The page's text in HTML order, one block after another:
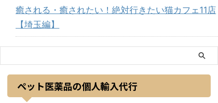
癒される・癒されたい！絶対行きたい猫カフェ11店
【埼玉編】
ペット医薬品の個人輸入代行